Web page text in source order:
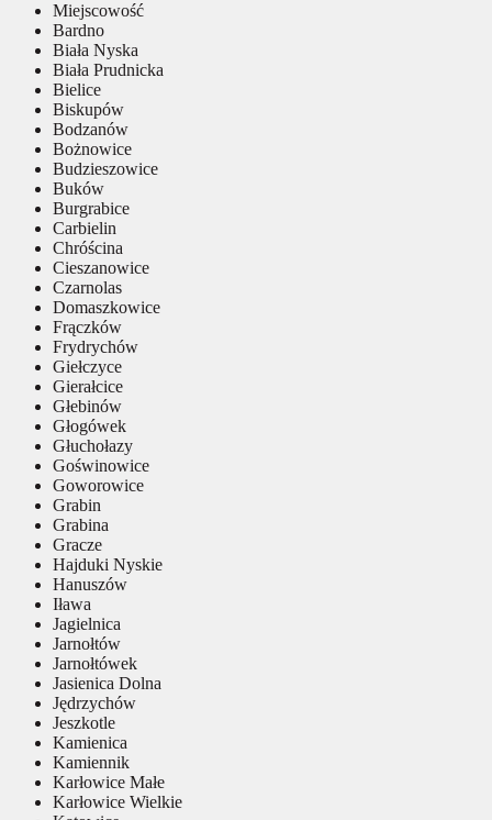
Miejscowość
Bardno
Biała Nyska
Biała Prudnicka
Bielice
Biskupów
Bodzanów
Bożnowice
Budzieszowice
Buków
Burgrabice
Carbielin
Chróścina
Cieszanowice
Czarnolas
Domaszkowice
Frączków
Frydrychów
Giełczyce
Gierałcice
Głebinów
Głogówek
Głuchołazy
Goświnowice
Goworowice
Grabin
Grabina
Gracze
Hajduki Nyskie
Hanuszów
Iława
Jagielnica
Jarnołtów
Jarnołtówek
Jasienica Dolna
Jędrzychów
Jeszkotle
Kamienica
Kamiennik
Karłowice Małe
Karłowice Wielkie